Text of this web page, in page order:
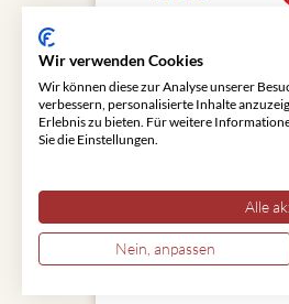
Wir verwenden Cookies
Wir können diese zur Analyse unserer
verbessern, personalisierte Inhalte
Erlebnis zu bieten. Für weitere
Sie die Einstellungen.
Alle
Nein, anpassen